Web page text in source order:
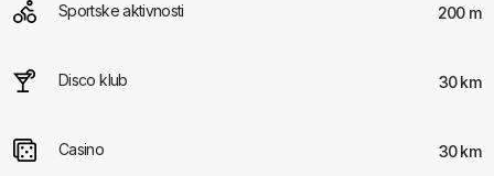
Sportske aktivnosti 200 m
Disco klub 30 km
Casino 30 km